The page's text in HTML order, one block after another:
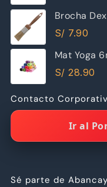
Brocha
S/ 7.90
Mat Yoga
Calidad
S/ 28.90
Contacto
Ir al
Sé parte de